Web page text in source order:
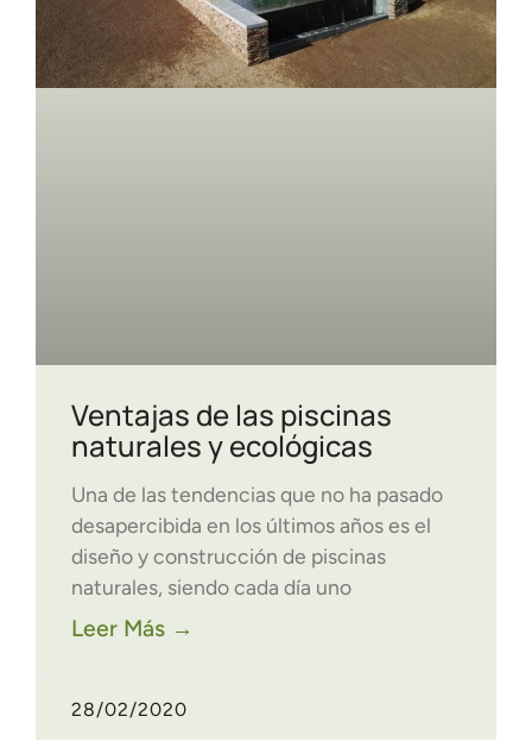
Ventajas de las piscinas
naturales y ecológicas
Una de las tendencias que no ha pasado
desapercibida en los últimos años es el
diseño y construcción de piscinas
naturales, siendo cada día uno
Leer Más →
28/02/2020